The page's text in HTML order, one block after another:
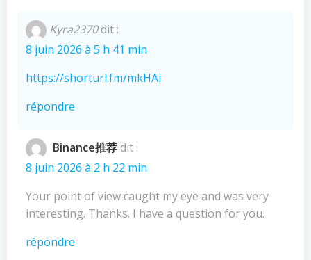
Kyra2370dit :
8 juin 2026 à 5 h 41 min
https://shorturl.fm/mkHAi
répondre
Binance推荐dit :
8 juin 2026 à 2 h 22 min
Your point of view caught my eye and was very
interesting. Thanks. I have a question for you.
répondre